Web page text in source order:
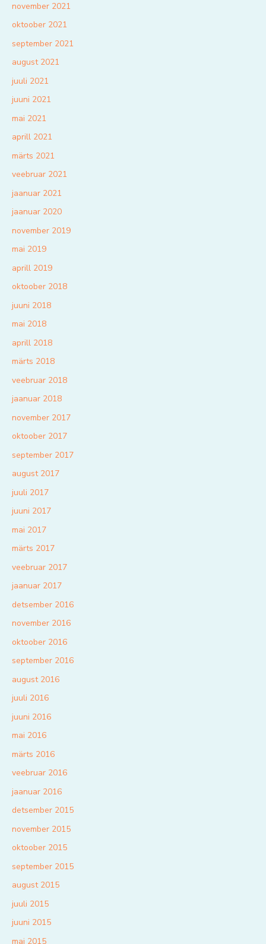
november 2021
oktoober 2021
september 2021
august 2021
juuli 2021
juuni 2021
mai 2021
aprill 2021
märts 2021
veebruar 2021
jaanuar 2021
jaanuar 2020
november 2019
mai 2019
aprill 2019
oktoober 2018
juuni 2018
mai 2018
aprill 2018
märts 2018
veebruar 2018
jaanuar 2018
november 2017
oktoober 2017
september 2017
august 2017
juuli 2017
juuni 2017
mai 2017
märts 2017
veebruar 2017
jaanuar 2017
detsember 2016
november 2016
oktoober 2016
september 2016
august 2016
juuli 2016
juuni 2016
mai 2016
märts 2016
veebruar 2016
jaanuar 2016
detsember 2015
november 2015
oktoober 2015
september 2015
august 2015
juuli 2015
juuni 2015
mai 2015